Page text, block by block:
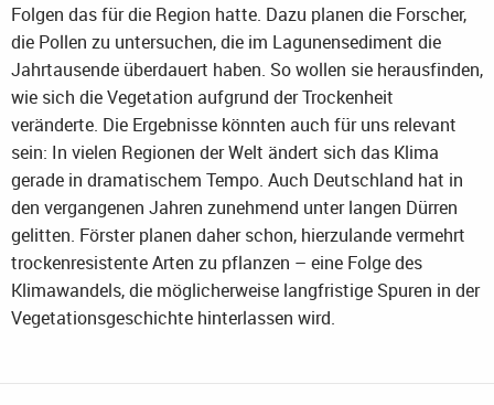
Folgen das für die Region hatte. Dazu planen die Forscher,
die Pollen zu untersuchen, die im Lagunensediment die
Jahrtausende überdauert haben. So wollen sie herausfinden,
wie sich die Vegetation aufgrund der Trockenheit
veränderte. Die Ergebnisse könnten auch für uns relevant
sein: In vielen Regionen der Welt ändert sich das Klima
gerade in dramatischem Tempo. Auch Deutschland hat in
den vergangenen Jahren zunehmend unter langen Dürren
gelitten. Förster planen daher schon, hierzulande vermehrt
trockenresistente Arten zu pflanzen – eine Folge des
Klimawandels, die möglicherweise langfristige Spuren in der
Vegetationsgeschichte hinterlassen wird.